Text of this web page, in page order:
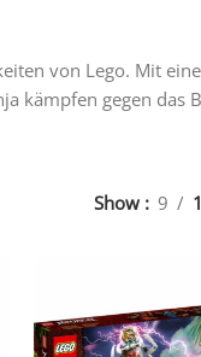
von Lego. Mit
kämpfen gegen das
Show 9